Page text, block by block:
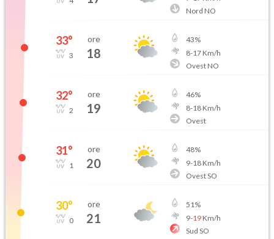
Nord NO
33°
3
ore
18
43%
8-17Km/h
Ovest NO
32°
2
ore
19
46%
8-18Km/h
Ovest
31°
1
ore
20
48%
9-18Km/h
Ovest SO
30°
0
ore
21
51%
9-19Km/h
Sud SO